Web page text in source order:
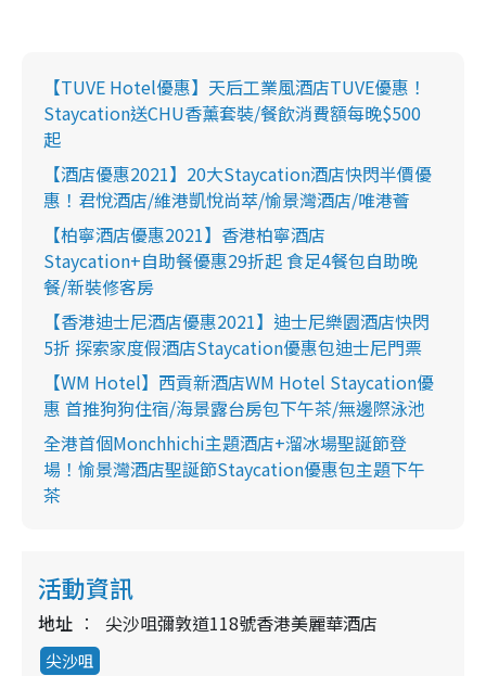
【TUVE Hotel優惠】天后工業風酒店TUVE優惠！
Staycation送CHU香薰套裝/餐飲消費額每晚$500
起
【酒店優惠2021】20大Staycation酒店快閃半價優
惠！君悅酒店/維港凱悅尚萃/愉景灣酒店/唯港薈
【柏寧酒店優惠2021】香港柏寧酒店
Staycation+自助餐優惠29折起 食足4餐包自助晚
餐/新裝修客房
【香港迪士尼酒店優惠2021】迪士尼樂園酒店快閃
5折 探索家度假酒店Staycation優惠包迪士尼門票
【WM Hotel】西貢新酒店WM Hotel Staycation優
惠 首推狗狗住宿/海景露台房包下午茶/無邊際泳池
全港首個Monchhichi主題酒店+溜冰場聖誕節登
場！愉景灣酒店聖誕節Staycation優惠包主題下午
茶
活動資訊
地址 尖沙咀彌敦道118號香港美麗華酒店
尖沙咀